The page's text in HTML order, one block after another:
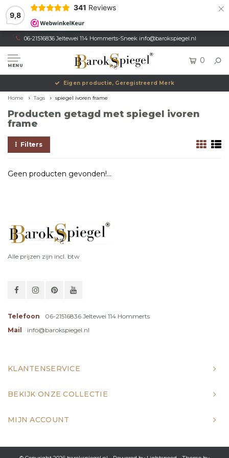
9,8
341 Reviews ×
06-21516836 Jeltewei 114 Hommerts-Sneek info@barokspiegel.nl
MENU
0
Eigen productie, Geregistreerd Merk
Home Tags spiegel ivoren frame
Producten getagd met spiegel ivoren
frame
Filters
Geen producten gevonden!...
Alle prijzen zijn incl. btw
Telefoon
06-21516836 Jeltewei 114 Hommerts
Mail
info@barokspiegel.nl
KLANTENSERVICE
BEKIJK ONZE COLLECTIE
MIJN ACCOUNT